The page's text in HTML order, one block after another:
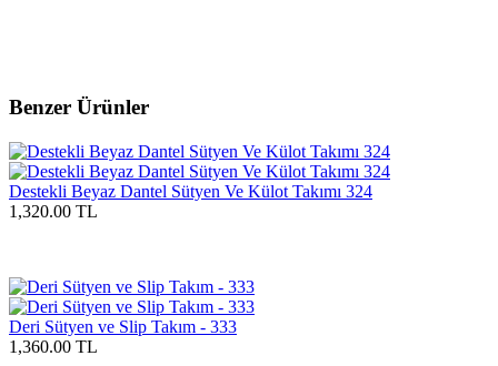
Benzer Ürünler
Destekli Beyaz Dantel Sütyen Ve Külot Takımı 324
1,320.00 TL
Deri Sütyen ve Slip Takım - 333
1,360.00 TL